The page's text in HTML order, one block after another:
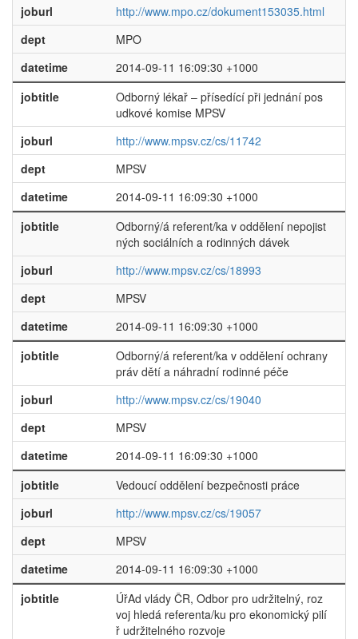
joburl
http://www.mpo.cz/dokument153035.html
dept
MPO
datetime
2014-09-11 16:09:30 +1000
jobtitle
Odborný lékař – přísedící při jednání pos
udkové komise MPSV
joburl
http://www.mpsv.cz/cs/11742
dept
MPSV
datetime
2014-09-11 16:09:30 +1000
jobtitle
Odborný/á referent/ka v oddělení nepojist
ných sociálních a rodinných dávek
joburl
http://www.mpsv.cz/cs/18993
dept
MPSV
datetime
2014-09-11 16:09:30 +1000
jobtitle
Odborný/á referent/ka v oddělení ochrany
práv dětí a náhradní rodinné péče
joburl
http://www.mpsv.cz/cs/19040
dept
MPSV
datetime
2014-09-11 16:09:30 +1000
jobtitle
Vedoucí oddělení bezpečnosti práce
joburl
http://www.mpsv.cz/cs/19057
dept
MPSV
datetime
2014-09-11 16:09:30 +1000
jobtitle
ÚřAd vlády ČR, Odbor pro udržitelný, roz
voj hledá referenta/ku pro ekonomický pilí
ř udržitelného rozvoje